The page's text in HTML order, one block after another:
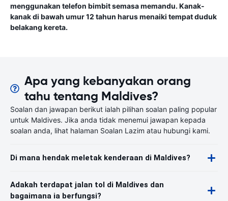
menggunakan telefon bimbit semasa memandu. Kanak-
kanak di bawah umur 12 tahun harus menaiki tempat duduk
belakang kereta.
Apa yang kebanyakan orang
tahu tentang Maldives?
Soalan dan jawapan berikut ialah pilihan soalan paling popular
untuk Maldives. Jika anda tidak menemui jawapan kepada
soalan anda, lihat halaman Soalan Lazim atau hubungi kami.
Di mana hendak meletak kenderaan di Maldives?
Adakah terdapat jalan tol di Maldives dan
bagaimana ia berfungsi?